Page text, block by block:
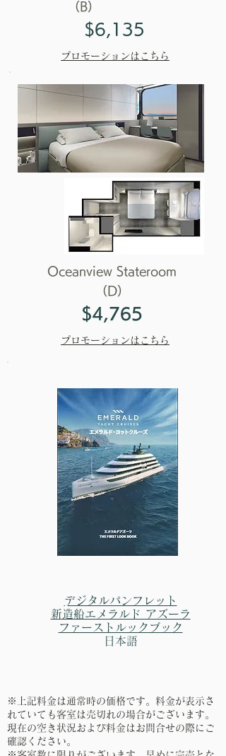
（B）
$6,135
プロモーションはこちら
Oceanview Stateroom
（D）
$4,765
プロモーションはこちら
​デジタルパンフレット
新造船エメラルド アズーラ
​ファーストルックブック
日本語​
​※上記料金は通常時の価格です。料金が表示さ
れていても客室は売切れの場合がございます。
現在の空き状況および料金はお問合せの際にご
確認ください。